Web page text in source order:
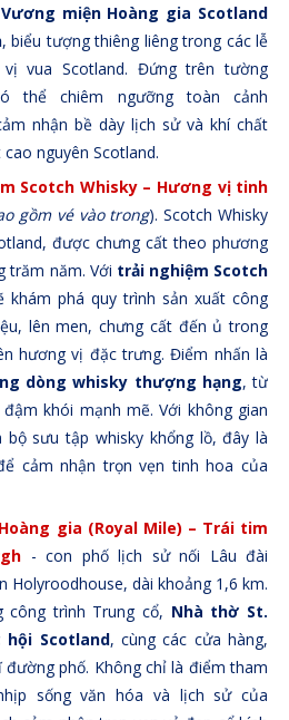
Vương miện Hoàng gia Scotland
, biểu tượng thiêng liêng trong các lễ
vua Scotland. Đứng trên tường
thể chiêm ngưỡng toàn cảnh
nhận bề dày lịch sử và khí chất
nguyên Scotland.
Scotch Whisky – Hương vị tinh
gồm vé vào trong). Scotch Whisky
được chưng cất theo phương
trăm năm. Với trải nghiệm Scotch
khám phá quy trình sản xuất công
lên men, chưng cất đến ủ trong
hương vị đặc trưng. Điểm nhấn là
dòng whisky thượng hạng, từ
khói mạnh mẽ. Với không gian
sưu tập whisky khổng lồ, đây là
cảm nhận trọn vẹn tinh hoa của
gia (Royal Mile) – Trái tim
- con phố lịch sử nối Lâu đài
Holyroodhouse, dài khoảng 1,6 km.
trình Trung cổ, Nhà thờ St.
hội Scotland, cùng các cửa hàng,
đường phố. Không chỉ là điểm tham
sống văn hóa và lịch sử của